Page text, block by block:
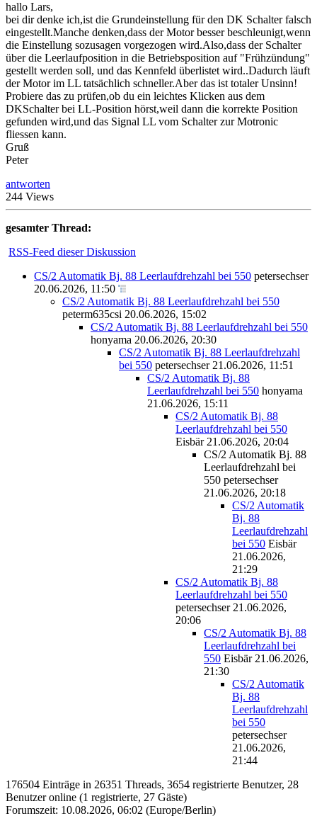
hallo Lars,
bei dir denke ich,ist die Grundeinstellung für den DK Schalter falsch
eingestellt.Manche denken,dass der Motor besser beschleunigt,wenn
die Einstellung sozusagen vorgezogen wird.Also,dass der Schalter
über die Leerlaufposition in die Betriebsposition auf "Frühzündung"
gestellt werden soll, und das Kennfeld überlistet wird..Dadurch läuft
der Motor im LL tatsächlich schneller.Aber das ist totaler Unsinn!
Probiere das zu prüfen,ob du ein leichtes Klicken aus dem
DKSchalter bei LL-Position hörst,weil dann die korrekte Position
gefunden wird,und das Signal LL vom Schalter zur Motronic
fliessen kann.
Gruß
Peter
antworten
244 Views
gesamter Thread:
RSS-Feed dieser Diskussion
CS/2 Automatik Bj. 88 Leerlaufdrehzahl bei 550 petersechser
20.06.2026, 11:50
CS/2 Automatik Bj. 88 Leerlaufdrehzahl bei 550
peterm635csi 20.06.2026, 15:02
CS/2 Automatik Bj. 88 Leerlaufdrehzahl bei 550
honyama 20.06.2026, 20:30
CS/2 Automatik Bj. 88 Leerlaufdrehzahl
bei 550 petersechser 21.06.2026, 11:51
CS/2 Automatik Bj. 88
Leerlaufdrehzahl bei 550 honyama
21.06.2026, 15:11
CS/2 Automatik Bj. 88
Leerlaufdrehzahl bei 550
Eisbär 21.06.2026, 20:04
CS/2 Automatik Bj. 88
Leerlaufdrehzahl bei
550 petersechser
21.06.2026, 20:18
CS/2 Automatik
Bj. 88
Leerlaufdrehzahl
bei 550 Eisbär
21.06.2026,
21:29
CS/2 Automatik Bj. 88
Leerlaufdrehzahl bei 550
petersechser 21.06.2026,
20:06
CS/2 Automatik Bj. 88
Leerlaufdrehzahl bei
550 Eisbär 21.06.2026,
21:30
CS/2 Automatik
Bj. 88
Leerlaufdrehzahl
bei 550
petersechser
21.06.2026,
21:44
176504 Einträge in 26351 Threads, 3654 registrierte Benutzer, 28
Benutzer online (1 registrierte, 27 Gäste)
Forumszeit: 10.08.2026, 06:02 (Europe/Berlin)